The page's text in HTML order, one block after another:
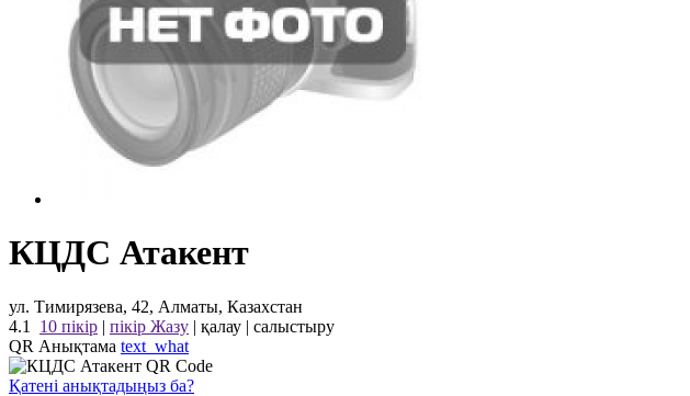
КЦДС Атакент
ул. Тимирязева, 42, Алматы, Казахстан
4.1
10 пікір | пікір Жазу | қалау | салыстыру
QR Анықтама text_what
Қатені анықтадыңыз ба?